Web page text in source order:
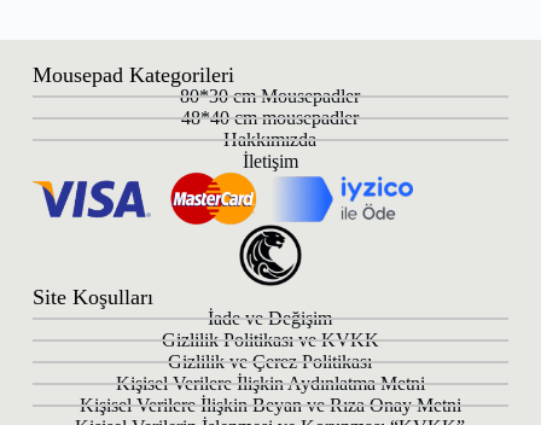
Mousepad Kategorileri
80*30 cm Mousepadler
48*40 cm mousepadler
Hakkımızda
İletişim
Site Koşulları
İade ve Değişim
Gizlilik Politikası ve KVKK
Gizlilik ve Çerez Politikası
Kişisel Verilere İlişkin Aydınlatma Metni
Kişisel Verilere İlişkin Beyan ve Rıza Onay Metni